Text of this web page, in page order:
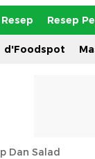
Resep Resep
d'Foodspot
Dan Salad